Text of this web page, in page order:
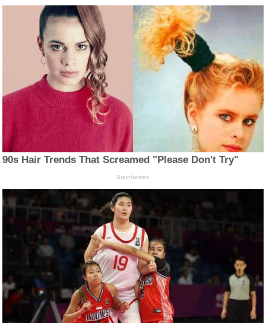
90s Hair Trends That Screamed "Please Don't Try"
Brainberries